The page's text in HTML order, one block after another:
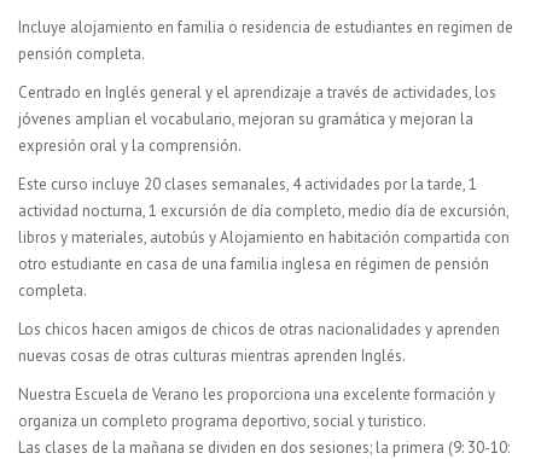
Incluye alojamiento en familia o residencia de estudiantes en regimen de
pensión completa.
Centrado en Inglés general y el aprendizaje a través de actividades, los
jóvenes amplian el vocabulario, mejoran su gramática y mejoran la
expresión oral y la comprensión.
Este curso incluye 20 clases semanales, 4 actividades por la tarde, 1
actividad nocturna, 1 excursión de día completo, medio día de excursión,
libros y materiales, autobús y Alojamiento en habitación compartida con
otro estudiante en casa de una familia inglesa en régimen de pensión
completa.
Los chicos hacen amigos de chicos de otras nacionalidades y aprenden
nuevas cosas de otras culturas mientras aprenden Inglés.
Nuestra Escuela de Verano les proporciona una excelente formación y
organiza un completo programa deportivo, social y turistico.
Las clases de la mañana se dividen en dos sesiones; la primera (9: 30-10: